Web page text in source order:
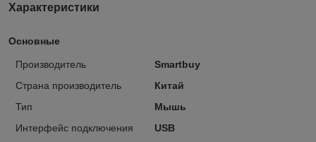
Характеристики
Основные
Производитель
Smartbuy
Страна производитель
Китай
Тип
Мышь
Интерфейс подключения
USB